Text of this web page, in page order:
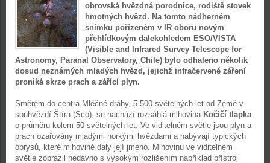
obrovská hvězdná porodnice, rodiště stovek
hmotných hvězd. Na tomto nádherném
snímku pořízeném v IR oboru novým
přehlídkovým dalekohledem ESO/VISTA
(Visible and Infrared Survey Telescope for
Astronomy, Paranal Observatory, Chile) bylo odhaleno několik
dosud neznámých mladých hvězd, jejichž infračervené záření
proniká skrze prach a zářící plyn.
Směrem do centra Mléčné dráhy, 5 500 světelných let od Země v
souhvězdí Štíra (Sco), se nachází rozsáhlá mlhovina Kočičí tlapka
o průměru kolem 50 světelných let. Ve viditelném světle jsou plyn a
prach ozařovány mladými horkými hvězdami a nabývají typických
obrysů, které mlhovině daly její jméno. Mlhovinu ve viditelném
světle zobrazil nedávno s vysokým rozlišením například přístroj